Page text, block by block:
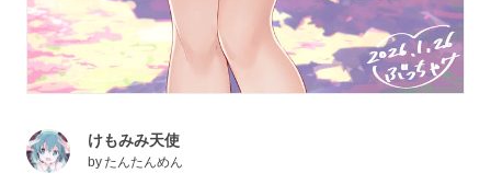
けもみみ天使
byたんたんめん